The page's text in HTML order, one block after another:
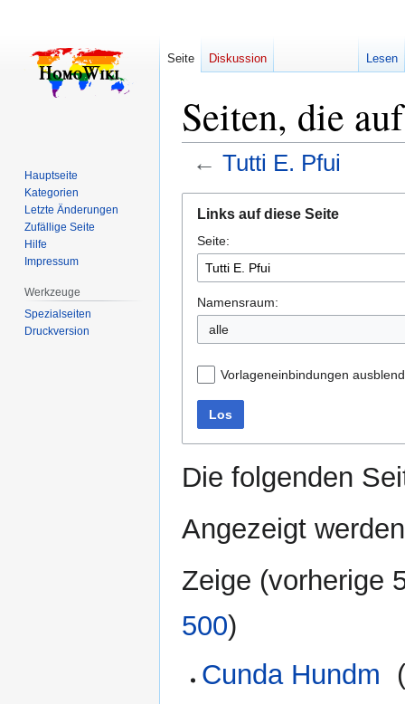
Seiten, die
← Tutti E. Pfui
Navigation
springen
Suche
springen
Links auf diese Seite
Seite:
Namensraum:
alle
Vorlageneinbindungen
Los
Die folgenden
Angezeigt
Zeige (vorherige
500)
Cunda Hundm
Seite Diskussion Lesen
Hauptseite
Kategorien
Letzte Änderungen
Zufällige Seite
Hilfe
Impressum
Werkzeuge
Spezialseiten
Druckversion